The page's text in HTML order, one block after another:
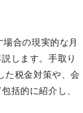
合の現実的な月
します。手取り
た税金対策や、会
括的に紹介し、